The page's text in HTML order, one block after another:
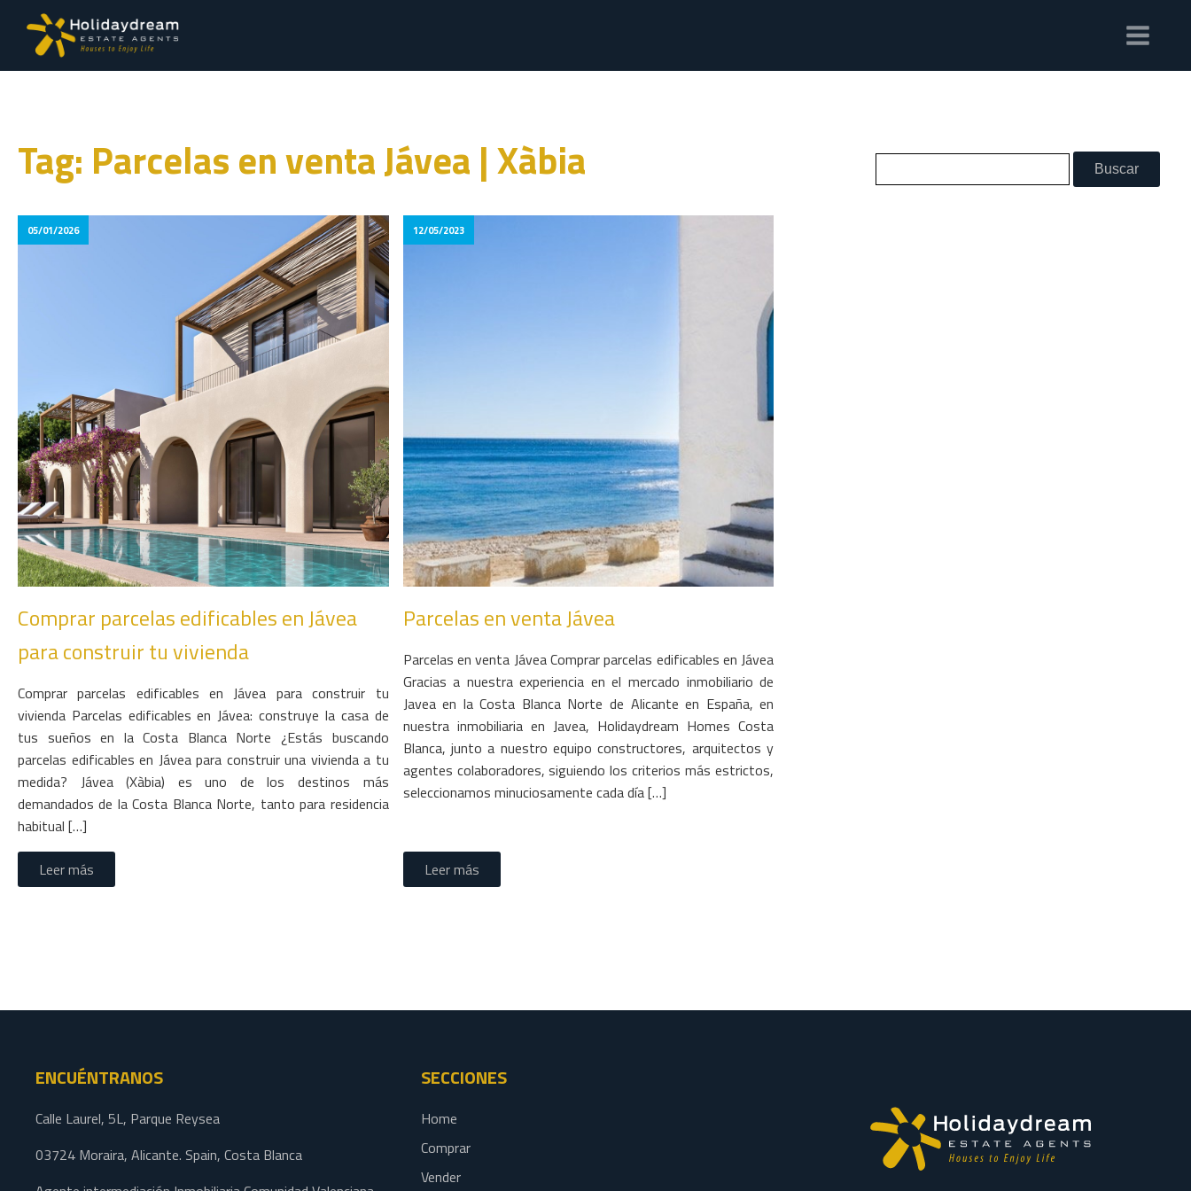
Tag: Parcelas en venta Jávea | Xàbia
05/01/2026
Comprar parcelas edificables en Jávea
para construir tu vivienda
Comprar parcelas edificables en Jávea para construir tu
vivienda Parcelas edificables en Jávea: construye la casa de
tus sueños en la Costa Blanca Norte ¿Estás buscando
parcelas edificables en Jávea para construir una vivienda a tu
medida? Jávea (Xàbia) es uno de los destinos más
demandados de la Costa Blanca Norte, tanto para residencia
habitual […]
Leer más
12/05/2023
Parcelas en venta Jávea
Parcelas en venta Jávea Comprar parcelas edificables en Jávea
Gracias a nuestra experiencia en el mercado inmobiliario de
Javea en la Costa Blanca Norte de Alicante en España, en
nuestra inmobiliaria en Javea, Holidaydream Homes Costa
Blanca, junto a nuestro equipo constructores, arquitectos y
agentes colaboradores, siguiendo los criterios más estrictos,
seleccionamos minuciosamente cada día […]
Leer más
ENCUÉNTRANOS
Calle Laurel, 5L, Parque Reysea
03724 Moraira, Alicante. Spain, Costa Blanca
SECCIONES
Home
Comprar
Vender